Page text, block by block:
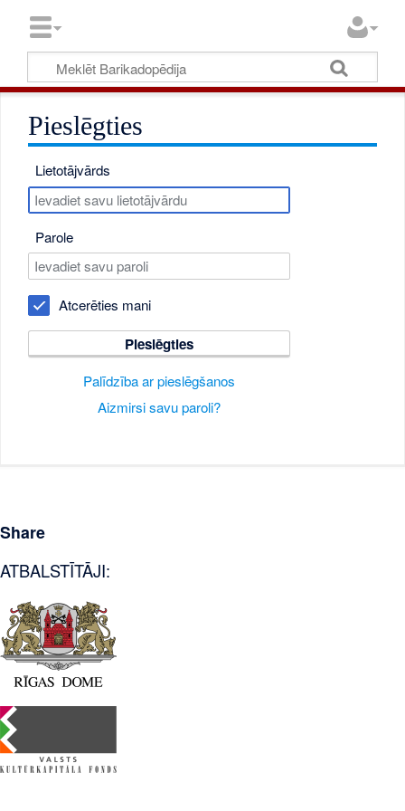
Pieslēgties
Lietotājvārds
Parole
Atcerēties mani
Pieslēgties
Palīdzība ar pieslēgšanos
Aizmirsi savu paroli?
Share
ATBALSTĪTĀJI: